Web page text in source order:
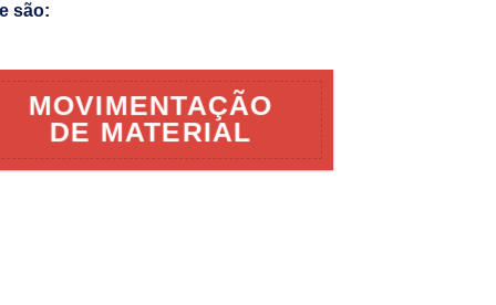
são:
MOVIMENTAÇÃO
DE MATERIAL